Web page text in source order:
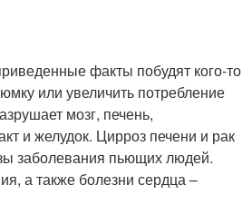
факты побудят кого-то
или увеличить потребление
мозг, печень,
и желудок. Цирроз печени и рак
заболевания пьющих людей.
а также болезни сердца –